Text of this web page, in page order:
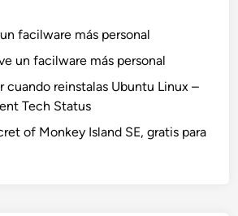
facilware más personal
un facilware más personal
cuando reinstalas Ubuntu Linux –
Tech Status
of Monkey Island SE, gratis para